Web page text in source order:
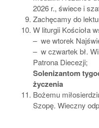
2026 r., świece i
Zachęcamy do
W liturgii Kościoła
– we wtorek
– w czwartek bł.
Patrona Diecezji;
Solenizantom
życzenia
Bożemu
Szopę. Wieczny